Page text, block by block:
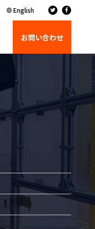
English
お問い合わせ